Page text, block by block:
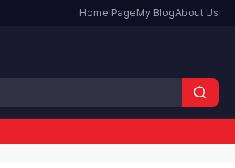
Home PageMy BlogAbout Us